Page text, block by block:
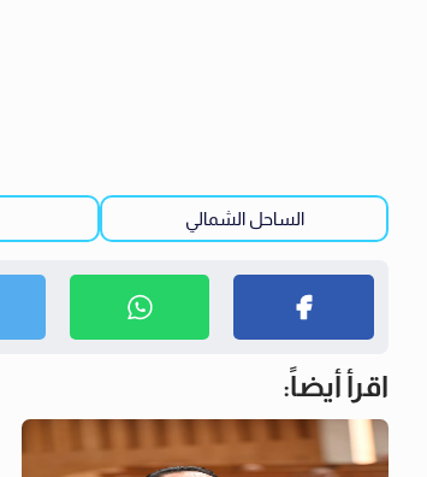
الساحل الشمالي
اقرأ أيضاً: